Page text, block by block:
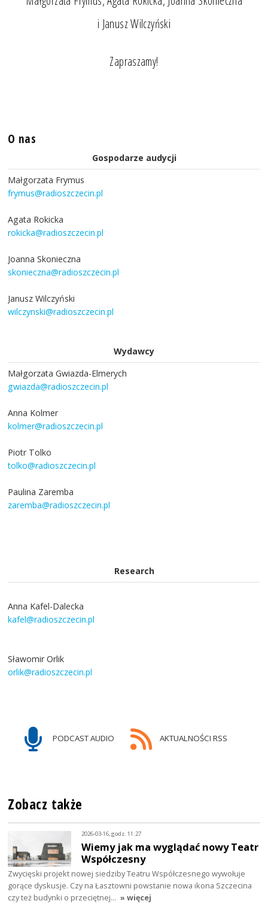
i Janusz Wilczyński
Zapraszamy!
O nas
Gospodarze audycji
Małgorzata Frymus
frymus@radioszczecin.pl
Agata Rokicka
rokicka@radioszczecin.pl
Joanna Skonieczna
skonieczna@radioszczecin.pl
Janusz Wilczyński
wilczynski@radioszczecin.pl
Wydawcy
Małgorzata Gwiazda-Elmerych
gwiazda@radioszczecin.pl
Anna Kolmer
kolmer@radioszczecin.pl
Piotr Tolko
tolko@radioszczecin.pl
Paulina Zaremba
zaremba@radioszczecin.pl
Research
Anna Kafel-Dalecka
kafel@radioszczecin.pl
Sławomir Orlik
orlik@radioszczecin.pl
PODCAST AUDIO AKTUALNOŚCI RSS
Zobacz także
2026-03-16, godz. 11:27
Wiemy jak ma wyglądać nowy Teatr
Współczesny
Zwycięski projekt nowej siedziby Teatru Współczesnego wywołuje
gorące dyskusje. Czy na Łasztowni powstanie nowa ikona Szczecina
czy też budynki o przeciętnej… » więcej